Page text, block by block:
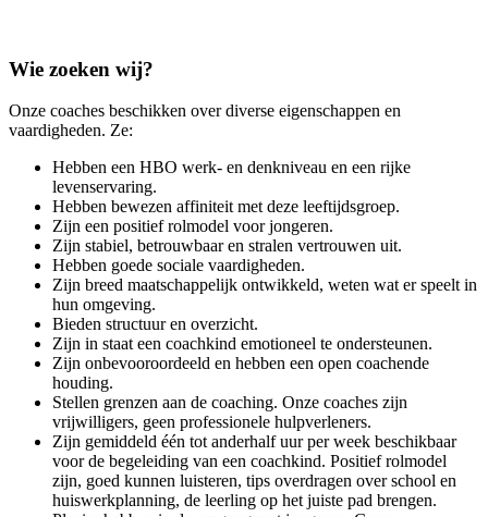
Wie zoeken wij?
Onze coaches beschikken over diverse eigenschappen en
vaardigheden. Ze:
Hebben een HBO werk- en denkniveau en een rijke
levenservaring.
Hebben bewezen affiniteit met deze leeftijdsgroep.
Zijn een positief rolmodel voor jongeren.
Zijn stabiel, betrouwbaar en stralen vertrouwen uit.
Hebben goede sociale vaardigheden.
Zijn breed maatschappelijk ontwikkeld, weten wat er speelt in
hun omgeving.
Bieden structuur en overzicht.
Zijn in staat een coachkind emotioneel te ondersteunen.
Zijn onbevooroordeeld en hebben een open coachende
houding.
Stellen grenzen aan de coaching. Onze coaches zijn
vrijwilligers, geen professionele hulpverleners.
Zijn gemiddeld één tot anderhalf uur per week beschikbaar
voor de begeleiding van een coachkind. Positief rolmodel
zijn, goed kunnen luisteren, tips overdragen over school en
huiswerkplanning, de leerling op het juiste pad brengen.